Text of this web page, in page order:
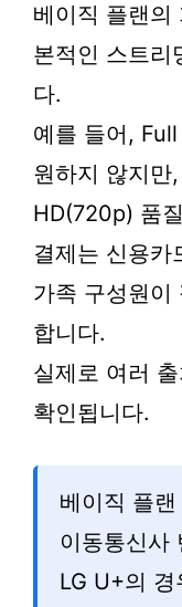
베이직 플랜의
본적인 스트리
다.
예를 들어,
원하지 않지만
HD(720p) 품
결제는 신용카
가족 구성원이
합니다.
실제로 여러
확인됩니다.
베이직 플
이동통신사
LG U+의